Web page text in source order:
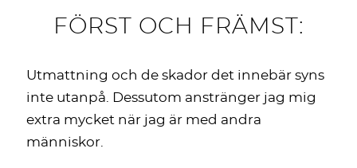
FÖRST OCH FRÄMST:
Utmattning och de skador det innebär syns
inte utanpå. Dessutom anstränger jag mig
extra mycket när jag är med andra
människor.